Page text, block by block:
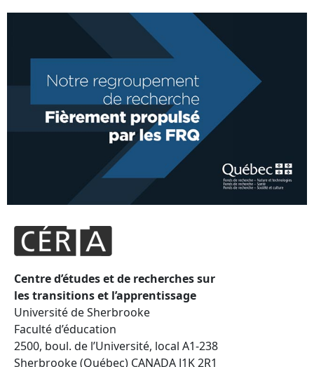
Centre d’études et de recherches sur
les transitions et l’apprentissage
Université de Sherbrooke
Faculté d’éducation
2500, boul. de l’Université, local A1-238
Sherbrooke (Québec) CANADA J1K 2R1